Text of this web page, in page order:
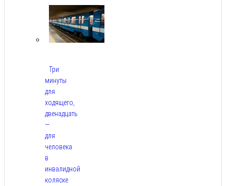
Три
минуты
для
ходящего,
двенадцать
—
для
человека
в
инвалидной
коляске